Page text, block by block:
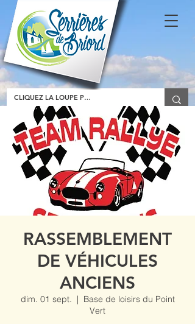
RASSEMBLEMENT
DE VÉHICULES
ANCIENS
dim. 01 sept.
  |
Base de loisirs du Point
Vert